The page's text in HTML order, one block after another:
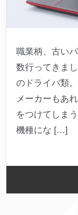
職業柄、古い
数行ってきま
のドライバ類
メーカーもあ
をつけてしま
機種にな […]